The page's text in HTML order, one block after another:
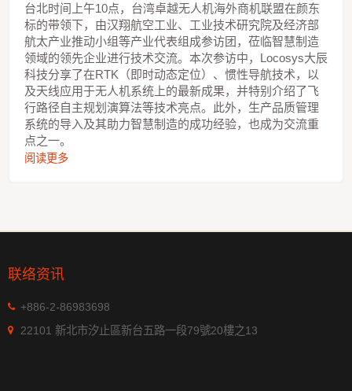
台北时间上午10点，台湾卓越无人机海外商机联盟在颜东
标的带领下，由汉翔航空工业、工业技术研究院及经济部
航太产业推动小组等产业代表组成参访团，莅临智慧制造
领域的领先企业进行技术交流。本次参访中，Locosys大辰
科技分享了在RTK（即时动态定位）、惯性导航技术，以
及天线应用于无人机系统上的最新成果，并特别介绍了飞
行路径自主规划演算法等技术亮点。此外，生产品质管理
系统的导入及其助力智慧制造的成功经验，也成为交流重
点之一。
阅读更多
联络资讯
+886-2-86983698
22101 新北市汐止區新台五路一段79號20樓之13